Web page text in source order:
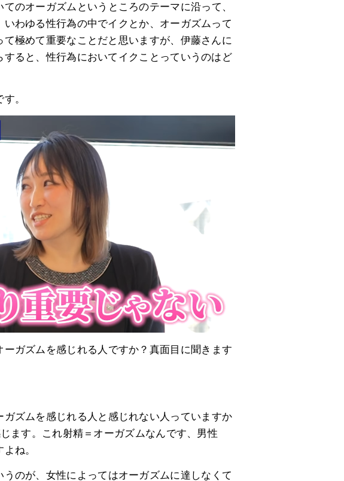
のオーガズムというところのテーマに沿って、
わゆる性行為の中でイクとか、オーガズムって
極めて重要なことだと思いますが、伊藤さんに
ると、性行為においてイクことっていうのはど
。
ーガズムを感じれる人ですか？真面目に聞きます
ガズムを感じれる人と感じれない人っていますか
ます。これ射精＝オーガズムなんです、男性
ね。
うのが、女性によってはオーガズムに達しなくて